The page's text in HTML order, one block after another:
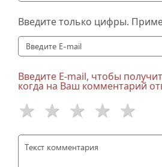
Введите только цифры.
Введите E-mail, чтобы
когда на Ваш комментарий